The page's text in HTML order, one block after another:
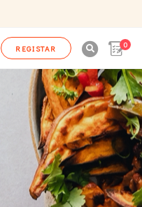
REGISTAR 0